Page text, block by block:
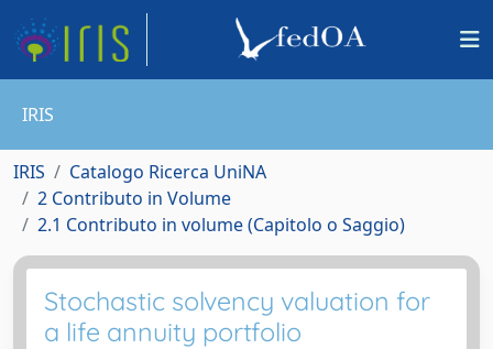
IRIS
IRIS
Catalogo Ricerca UniNA
2 Contributo in Volume
2.1 Contributo in volume (Capitolo o Saggio)
Stochastic solvency valuation for
a life annuity portfolio